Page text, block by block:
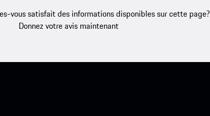
vous satisfait des informations disponibles sur cette page?
Donnez votre avis maintenant